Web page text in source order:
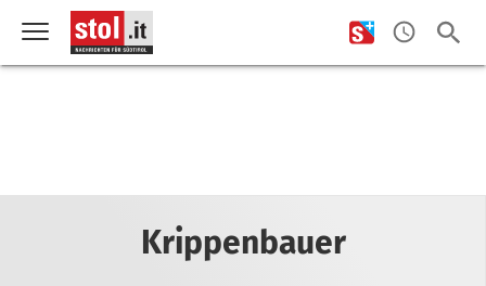
Krippenbauer